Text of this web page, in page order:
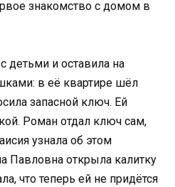
знакомство с домом в
детьми и оставила на
в её квартире шёл
запасной ключ. Ей
Роман отдал ключ сам,
узнала об этом
Павловна открыла калитку
что теперь ей не придётся